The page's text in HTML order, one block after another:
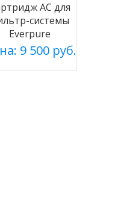
АС для
системы
Everpure
9 500 руб.